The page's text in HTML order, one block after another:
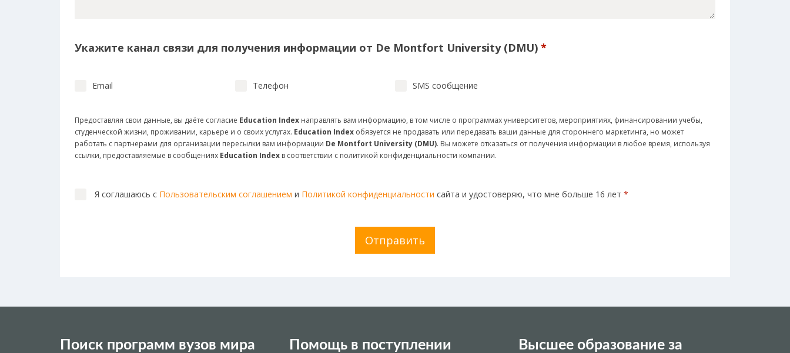
Укажите канал связи для получения информации от De Montfort University (DMU) *
Email Телефон SMS сообщение
Предоставляя свои данные, вы даёте согласие Education Index направлять вам информацию, в том числе о программах университетов, мероприятиях, финансировании учебы,
студенческой жизни, проживании, карьере и о своих услугах. Education Index обязуется не продавать или передавать ваши данные для стороннего маркетинга, но может
работать с партнерами для организации пересылки вам информации De Montfort University (DMU). Вы можете отказаться от получения информации в любое время, используя
ссылки, предоставляемые в сообщениях Education Index в соответствии с политикой конфиденциальности компании.
Я соглашаюсь с Пользовательским соглашением и Политикой конфиденциальности сайта и удостоверяю, что мне больше 16 лет *
Отправить
Поиск программ вузов мира Помощь в поступлении
Высшее образование за